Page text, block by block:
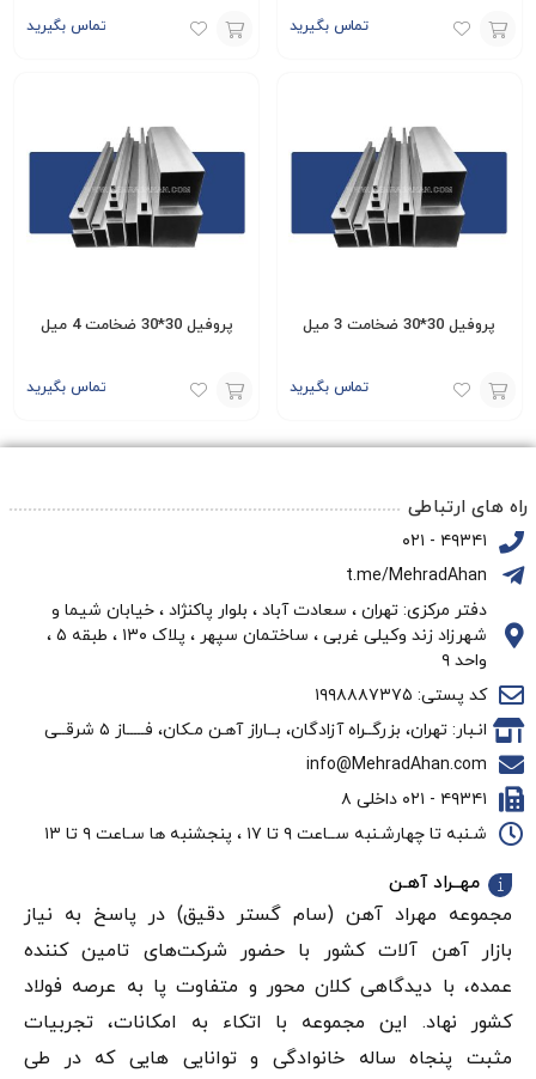
تماس بگیرید تماس بگیرید
پروفیل 30*30 ضخامت 3 میل
تماس بگیرید
سبد
پروفیل 30*30 ضخامت 4 میل
تماس بگیرید
سبد
راه های ارتباطی
۴۹۳۴۱ - ۰۲۱
t.me/MehradAhan
دفتر مرکزی: تهران ، سعادت آباد ، بلوار پاکنژاد ، خیابان شیما و
شهرزاد زند وکیلی غربی ، ساختمان سپهر ، پلاک ۱۳۰ ، طبقه ۵ ،
واحد ۹
کد پستی: ۱۹۹۸۸۸۷۳۷۵
انـبار: تهران، بزرگــراه آزادگان، بــاراز آهـن مـکان، فـــــاز ۵ شرقــی
info@MehradAhan.com
۴۹۳۴۱ - ۰۲۱ داخلی ۸
شـنبه تا چهارشـنبه ســاعت ۹ تا ۱۷ ، پنجشنبه ها سـاعت ۹ تا ۱۳
مهــراد آهـن
مجموعه مهراد آهن (سام گستر دقيق) در پاسخ به نیاز
بازار آهن‌ آلات کشور با حضور شرکت‌های تامین کننده
عمده، با دیدگاهی کلان محور و متفاوت پا به عرصه فولاد
کشور نهاد. این مجموعه با اتکاء به امکانات، تجربیات
مثبت پنجاه ساله خانوادگی و توانایی هایی که در طی